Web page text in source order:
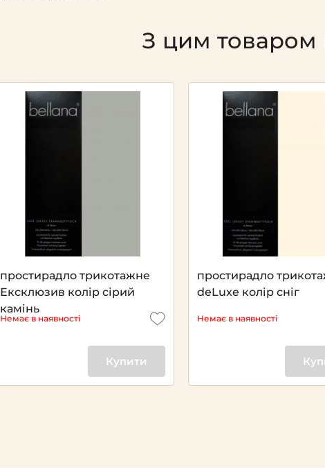
З цим товаром
простирадло трикотажне
Ексклюзив колір сірий
камінь
Немає в наявності
Купити
простирадло
deLuxe колір сніг
Немає в наявності